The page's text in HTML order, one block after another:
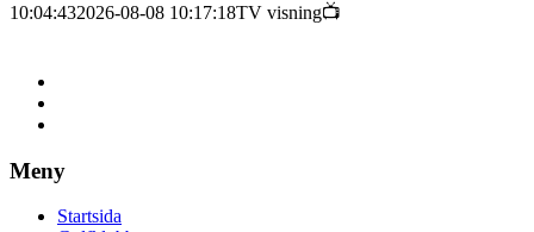
10:04:432026-08-08 10:17:18TV visning📺
Meny
Startsida